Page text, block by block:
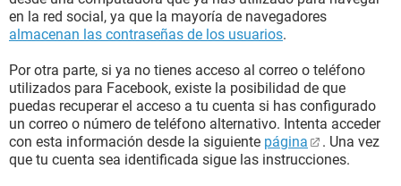
en la red social, ya que la mayoría de navegadores
almacenan las contraseñas de los usuarios.
Por otra parte, si ya no tienes acceso al correo o teléfono
utilizados para Facebook, existe la posibilidad de que
puedas recuperar el acceso a tu cuenta si has configurado
un correo o número de teléfono alternativo. Intenta acceder
con esta información desde la siguiente página
. Una vez
que tu cuenta sea identificada sigue las instrucciones.